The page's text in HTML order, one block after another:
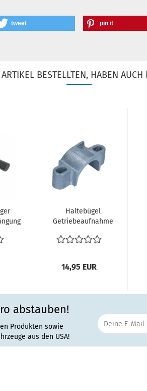
tweet pin it
BESTELLTEN, HABEN AUCH
Haltebügel
Getriebeaufnahme
vorne VW...
14,95 EUR
abstauben!
Produkten sowie
aus den USA!